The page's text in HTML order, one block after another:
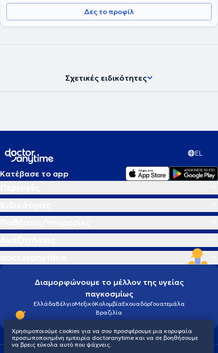
Δες το προφίλ
Σχετικές ειδικότητες
EL
Κατέβασε το app
Διαμορφώνουμε το μέλλον της υγείας
παγκοσμίως
ΕλλάδαΒέλγιοΜεξικόΚολομβίαΕκουαδόρΓουατεμάλα
Βραζιλία
Χρησιμοποιούμε cookies για να σου προσφέρουμε μια κορυφαία
προσωποποιημένη εμπειρία doctoranytime και να σε βοηθήσουμε
να βρεις εύκολα αυτό που ψάχνεις.